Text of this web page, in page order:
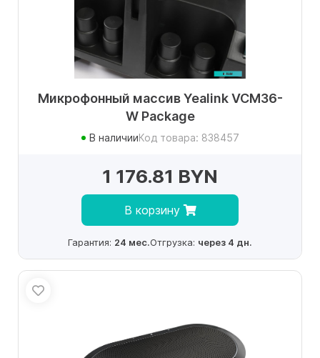
Микрофонный массив Yealink VCM36-
W Package
В наличииКод товара: 838457
1 176.81 BYN
В корзину
Гарантия: 24 мес.Отгрузка: через 4 дн.